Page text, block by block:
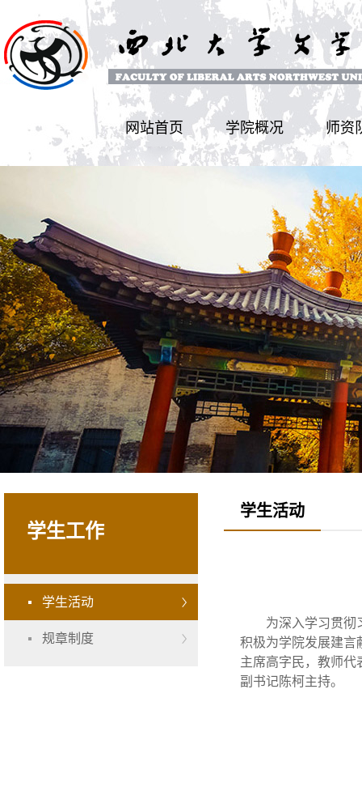
网站首页 学院概况 师资
学生工作
学生活动
规章制度
学生活动
为深入学习贯彻
积极为学院发展建言
主席高字民，教师代
副书记陈柯主持。